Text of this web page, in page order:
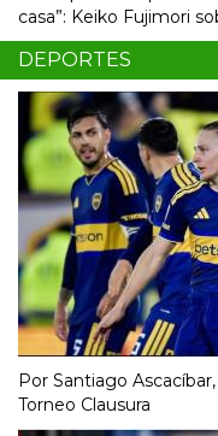
casa”: Keiko Fujimori
DEPORTES
Por Santiago
Torneo Clausura